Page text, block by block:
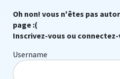
Oh non! vous n'êtes pas
page :(
Inscrivez-vous ou
Username